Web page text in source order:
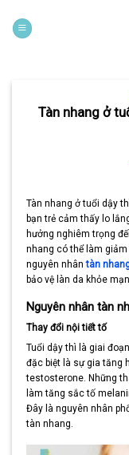
content
Tàn nhang ở
Tàn nhang ở tuổi dậy
bạn trẻ cảm thấy lo
hưởng nghiêm trọng
nhang có thể làm
nguyên nhântàn
bảo vệ làn da khỏe
Nguyên nhân tàn
Thay đổi nội tiết tố
Tuổi dậy thì là giai
đặc biệt là sự gia tăng
testosterone. Những
làm tăng sắc tố
Đây là nguyên nhân
tàn nhang.